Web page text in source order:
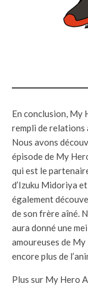
En conclusion, My
rempli de relations
Nous avons
épisode de My
qui est le
d’Izuku Midoriya
également
de son frère aîné.
aura donné une
amoureuses de
encore plus de
Plus sur My Hero